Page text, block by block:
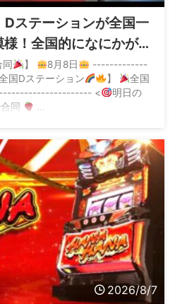
Dステーションが全国一
！全国的になにかが
】 8月8日
-------------
国Dステーション 】
全国
<
明日の
同
2026/8/7